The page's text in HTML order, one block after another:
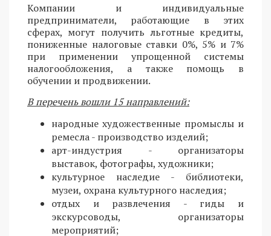
Компании и индивидуальные
предприниматели, работающие в этих
сферах, могут получить льготные кредиты,
пониженные налоговые ставки 0%, 5% и 7%
при применении упрощенной системы
налогообложения, а также помощь в
обучении и продвижении.
В перечень вошли 15 направлений:
народные художественные промыслы и
ремесла - производство изделий;
арт-индустрия - организаторы
выставок, фотографы, художники;
культурное наследие - библиотеки,
музеи, охрана культурного наследия;
отдых и развлечения - гиды и
экскурсоводы, организаторы
мероприятий;